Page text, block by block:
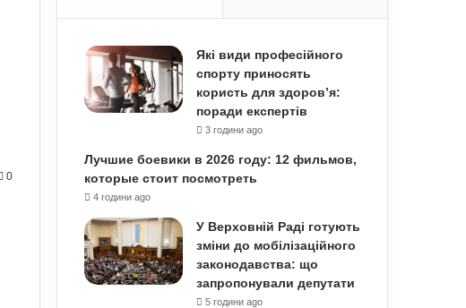
0
Які види професійного
спорту приносять
користь для здоров’я:
поради експертів
3 години ago
Лучшие боевики в 2026 году: 12 фильмов,
которые стоит посмотреть
4 години ago
У Верховній Раді готують
зміни до мобілізаційного
законодавства: що
запропонували депутати
5 години ago